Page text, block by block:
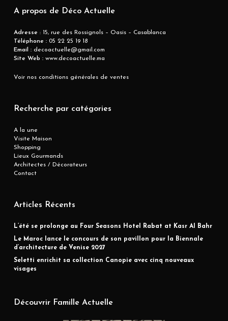
A propos de Déco Actuelle
Adresse : 15, rue des Rossignols – Oasis – Casablanca
Téléphone :05 22 25 19 18
Email :decoactuelle@gmail.com
Site Web :www.decoactuelle.ma
Voir nos conditions générales de ventes
Recherche par catégories
A la une
Visite Maison
Shopping
Lieux Gourmands
Architectes / Décorateurs
Contact
Articles Récents
L’été se prolonge au Four Seasons Hotel Rabat at Kasr Al Bahr
Le Maroc lance le concours de son pavillon pour la Biennale
d’architecture de Venise 2027
Seletti enrichit sa collection Canopie avec cinq nouveaux
visages
Découvrir Famille Actuelle